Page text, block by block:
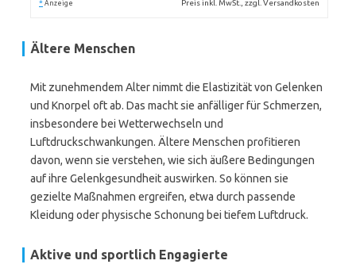
* Anzeige Preis inkl. MwSt., zzgl. Versandkosten
Ältere Menschen
Mit zunehmendem Alter nimmt die Elastizität von Gelenken
und Knorpel oft ab. Das macht sie anfälliger für Schmerzen,
insbesondere bei Wetterwechseln und
Luftdruckschwankungen. Ältere Menschen profitieren
davon, wenn sie verstehen, wie sich äußere Bedingungen
auf ihre Gelenkgesundheit auswirken. So können sie
gezielte Maßnahmen ergreifen, etwa durch passende
Kleidung oder physische Schonung bei tiefem Luftdruck.
Aktive und sportlich Engagierte